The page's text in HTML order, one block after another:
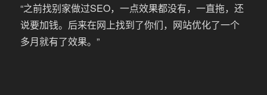
“之前找别家做过SEO，一点效果都没有，一直拖，还
说要加钱。后来在网上找到了你们，网站优化了一个
多月就有了效果。”